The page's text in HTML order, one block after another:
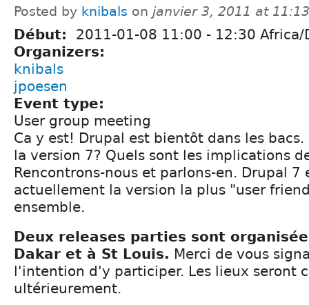
Posted by knibals on janvier 3, 2011 at
Début: 2011-01-08 11:00 - 12:30 Africa/
Organizers:
knibals
jpoesen
Event type:
User group meeting
Ca y est! Drupal est bientôt dans les
la version 7? Quels sont les implications
Rencontrons-nous et parlons-en. Drupal 7
actuellement la version la plus "user
ensemble.
Deux releases parties sont
Dakar et à St Louis. Merci de vous
l'intention d'y participer. Les lieux seront
ultérieurement.